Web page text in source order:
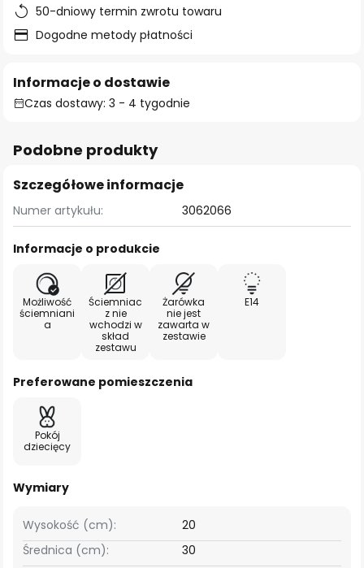
50-dniowy termin zwrotu towaru
Dogodne metody płatności
Informacje o dostawie
Czas dostawy: 3 - 4 tygodnie
Podobne produkty
Szczegółowe informacje
Numer artykułu: 3062066
Informacje o produkcie
Możliwość
ściemniani
a
Ściemniac
z nie
wchodzi w
skład
zestawu
Żarówka
nie jest
zawarta w
zestawie
E14
Preferowane pomieszczenia
Pokój
dziecięcy
Wymiary
Wysokość (cm):
20
Średnica (cm):
30